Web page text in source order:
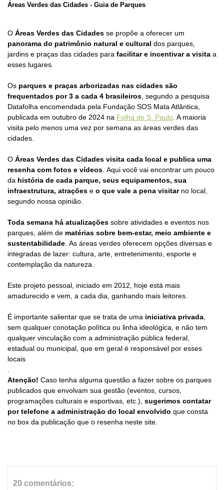
Áreas Verdes das Cidades - Guia de Parques
O Áreas Verdes das Cidades se propõe a oferecer um
panorama do patrimônio natural e cultural dos parques,
jardins e praças das cidades para facilitar e incentivar a visita a
esses lugares.
Os parques e praças arborizadas nas cidades são
frequentados por 3 a cada 4 brasileiros , segundo a pesquisa
Datafolha encomendada pela Fundação SOS Mata Atlântica,
publicada em outubro de 2024 na Folha de S. Paulo . A maioria
visita pelo menos uma vez por semana as áreas verdes das
cidades.
O Áreas Verdes das Cidades visita cada local e publica uma
resenha com fotos e vídeos Aqui você vai encontrar um pouco
da história de cada parque, seus equipamentos, sua
infraestrutura, atrações e o que vale a pena visitarno local,
segundo nossa opinião.
Toda semana há atualizações sobre atividades e eventos nos
parques, além de matérias sobre bem-estar, meio ambiente e
sustentabilidade As áreas verdes oferecem opções diversas e
integradas de lazer: cultura, arte, entretenimento, esporte e
contemplação da natureza.
Este projeto pessoal, iniciado em 2012, hoje está mais
amadurecido e vem, a cada dia, ganhando mais leitores.
É importante salientar que se trata de uma iniciativa privada
sem qualquer conotação política ou linha ideológica, e não tem
qualquer vinculação com a administração pública federal,
estadual ou municipal, que em geral é responsável por esses
locais
Atenção! Caso tenha alguma questão a fazer sobre os parques
publicados que envolvam sua gestão (eventos, cursos,
programações culturais e esportivas, etc.), sugerimos contatar
por telefone a administração do local envolvido que consta
no box da publicação que o resenha neste site.
20 comentários: